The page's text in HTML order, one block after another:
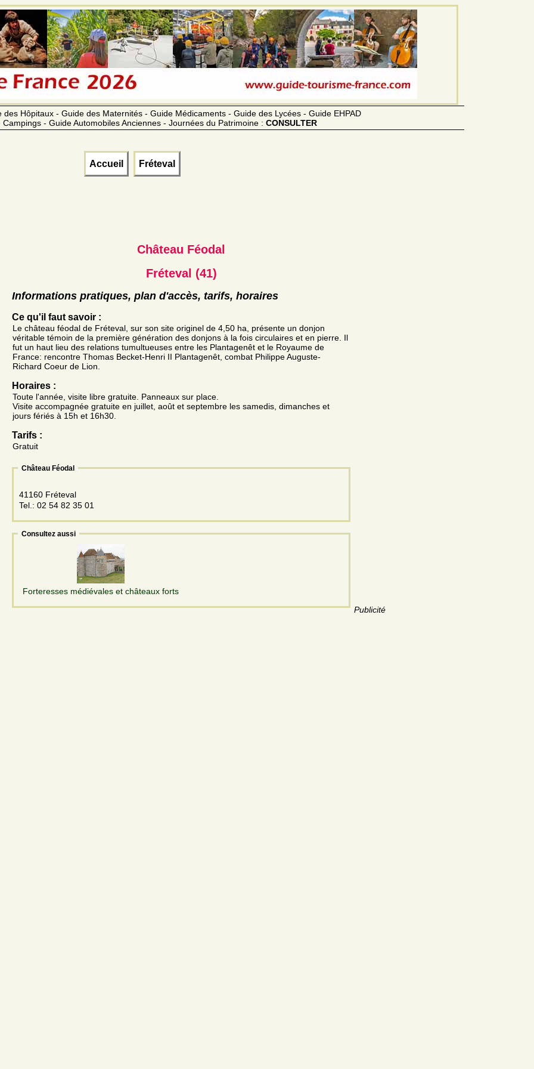
Hôpitaux - Guide des Maternités - Guide Médicaments - Guide des Lycées - Guide EHPAD
- Guide Automobiles Anciennes - Journées du Patrimoine : CONSULTER
Accueil Fréteval
Publicité
Château Féodal
Fréteval (41)
Informations pratiques, plan d'accès, tarifs, horaires
Ce qu'il faut savoir :
Le château féodal de Fréteval, sur son site originel de 4,50 ha, présente un donjon
véritable témoin de la première génération des donjons à la fois circulaires et en pierre. Il
fut un haut lieu des relations tumultueuses entre les Plantagenêt et le Royaume de
France: rencontre Thomas Becket-Henri II Plantagenêt, combat Philippe Auguste-
Richard Coeur de Lion.
Horaires :
Toute l'année, visite libre gratuite. Panneaux sur place.
Visite accompagnée gratuite en juillet, août et septembre les samedis, dimanches et
jours fériés à 15h et 16h30.
Tarifs :
Gratuit
Château Féodal
41160 Fréteval
Tel.: 02 54 82 35 01
Consultez aussi
Forteresses médiévales et châteaux forts